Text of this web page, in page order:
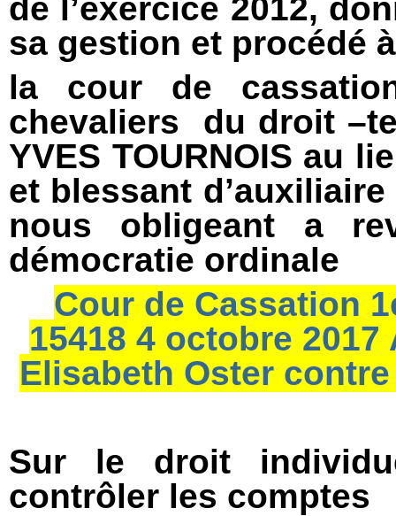
de l’exercice 2012,
sa gestion et procédé
la cour de
chevaliers du droit
YVES TOURNOIS au
et blessant
nous obligeant a
démocratie ordinale
Cour de Cassation
15418 4 octobre
Elisabeth Oster
Sur le droit
contrôler les comptes